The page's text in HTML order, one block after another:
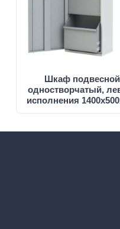
Шкаф подвесной
одностворчатый,
исполнения